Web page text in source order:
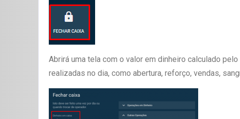
Abrirá uma tela com o valor em dinheiro calculado
realizadas no dia, como abertura, reforço, vendas,